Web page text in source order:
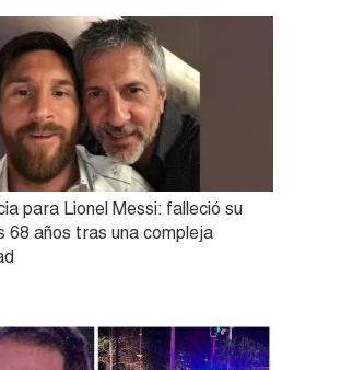
para Lionel Messi: falleció su
68 años tras una compleja